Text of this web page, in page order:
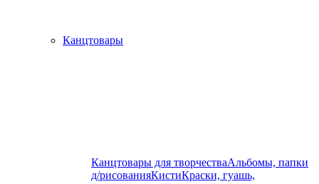
Канцтовары
Канцтовары для творчестваАльбомы, папки
д/рисованияКистиКраски, гуашь,